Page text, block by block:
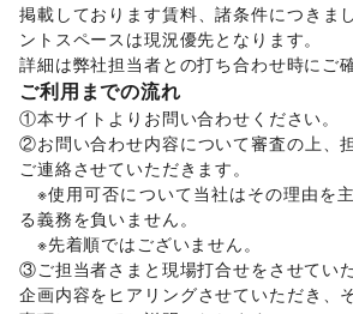
絵画・書 /写真・イラストレーション/
その他アート・デザイン
レジャー・スポーツ
旅行・レジャー/キャンプ・アウトドア
バスケットボール/ゴルフ/その他レジ
車・バイク・モビリティ
車/バイク・オートバイ/自転車・ロー
マイクロモビリティ/その他車・バイ
NPO・公共団体
地方公共団体・行政・政府
/NPO・ボランティア活動/
ビジネス・オフィス
法人向けサービス/オフィス家具・OA
掲載しております賃料、諸条件につきま
ントスペースは現況優先となります。
詳細は弊社担当者との打ち合わせ時にご
ご利用までの流れ
①本サイトよりお問い合わせください。
②お問い合わせ内容について審査の上、
ご連絡させていただきます。
※使用可否について当社はその理由を
る義務を負いません。
※先着順ではございません。
③ご担当者さまと現場打合せをさせてい
企画内容をヒアリングさせていただき、